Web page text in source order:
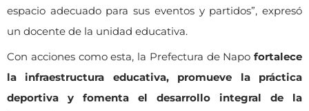
espacio adecuado para sus eventos y partidos”, expresó
un docente de la unidad educativa.
Con acciones como esta, la Prefectura de Napo fortalece
la infraestructura educativa, promueve la práctica
deportiva y fomenta el desarrollo integral de la